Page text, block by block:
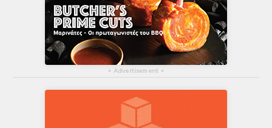
▴ Advertisement ▴